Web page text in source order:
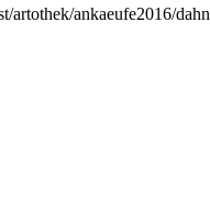
artothek/ankaeufe2016/